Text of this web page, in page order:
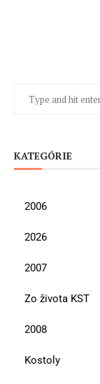
KATEGÓRIE
2006
2026
2007
Zo života KST
2008
Kostoly